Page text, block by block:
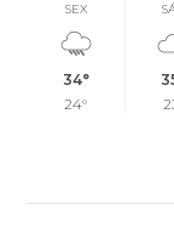
SEX
34°
24°